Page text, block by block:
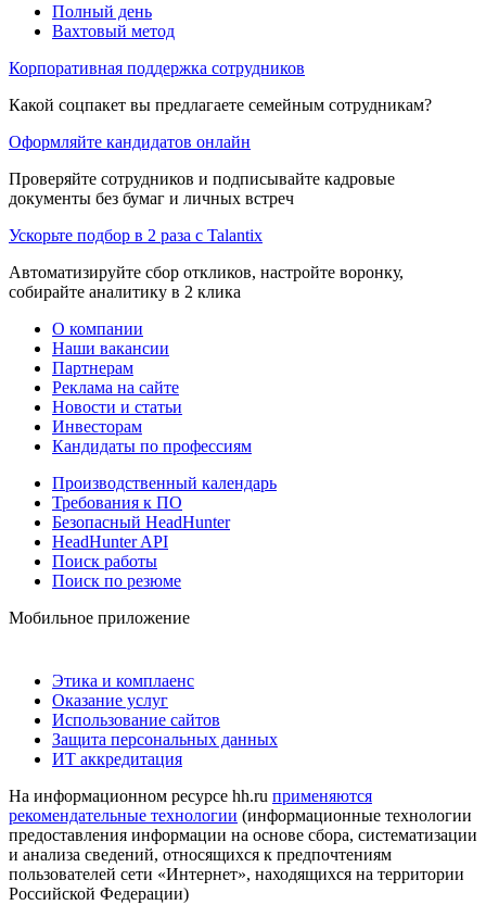
Полный день
Вахтовый метод
Корпоративная поддержка сотрудников
Какой соцпакет вы предлагаете семейным сотрудникам?
Оформляйте кандидатов онлайн
Проверяйте сотрудников и подписывайте кадровые
документы без бумаг и личных встреч
Ускорьте подбор в 2 раза с Talantix
Автоматизируйте сбор откликов, настройте воронку,
собирайте аналитику в 2 клика
О компании
Наши вакансии
Партнерам
Реклама на сайте
Новости и статьи
Инвесторам
Кандидаты по профессиям
Производственный календарь
Требования к ПО
Безопасный HeadHunter
HeadHunter API
Поиск работы
Поиск по резюме
Мобильное приложение
Этика и комплаенс
Оказание услуг
Использование сайтов
Защита персональных данных
ИТ аккредитация
На информационном ресурсе hh.ru применяются
рекомендательные технологии (информационные технологии
предоставления информации на основе сбора, систематизации
и анализа сведений, относящихся к предпочтениям
пользователей сети «Интернет», находящихся на территории
Российской Федерации)